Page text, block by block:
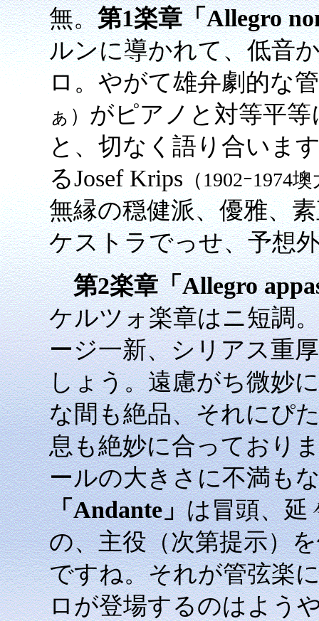
無。第1楽章「Allegro
ルンに導かれて、低音
ロ。やがて雄弁劇的な
ぁ） がピアノと対等平
と、切なく語り合いま
るJosef Krips（1902ｰ1974
無縁の穏健派、優雅、
ケストラでっせ、予想
第2楽章「Allegro
ケルツォ楽章はニ短調
ージ一新、シリアス重
しょう。遠慮がち微妙
な間も絶品、それにぴ
息も絶妙に合っており
ールの大きさに不満も
「Andante」は冒頭、延
の、主役（次第提示）
ですね。それが管弦楽
ロが登場するのはよう